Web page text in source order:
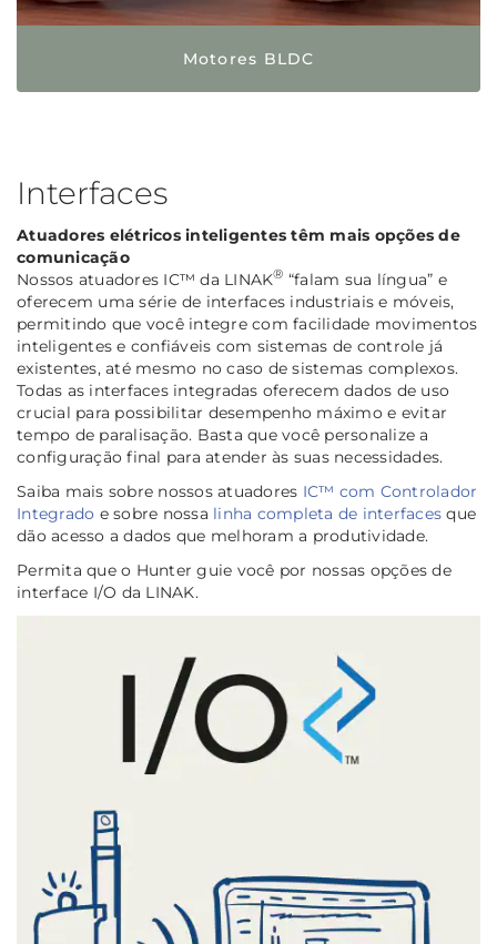
Motores BLDC
Interfaces
Atuadores elétricos inteligentes têm mais opções de
comunicação
Nossos atuadores IC™ da LINAK® “falam sua língua” e
oferecem uma série de interfaces industriais e móveis,
permitindo que você integre com facilidade movimentos
inteligentes e confiáveis com sistemas de controle já
existentes, até mesmo no caso de sistemas complexos.
Todas as interfaces integradas oferecem dados de uso
crucial para possibilitar desempenho máximo e evitar
tempo de paralisação. Basta que você personalize a
configuração final para atender às suas necessidades.
Saiba mais sobre nossos atuadores IC™ com Controlador
Integrado e sobre nossa linha completa de interfaces que
dão acesso a dados que melhoram a produtividade.
Permita que o Hunter guie você por nossas opções de
interface I/O da LINAK.